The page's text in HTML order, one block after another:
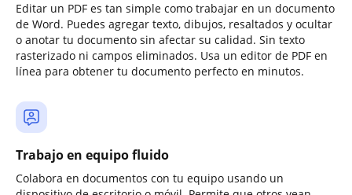
Editar un PDF es tan simple como trabajar en un documento
de Word. Puedes agregar texto, dibujos, resaltados y ocultar
o anotar tu documento sin afectar su calidad. Sin texto
rasterizado ni campos eliminados. Usa un editor de PDF en
línea para obtener tu documento perfecto en minutos.
Trabajo en equipo fluido
Colabora en documentos con tu equipo usando un